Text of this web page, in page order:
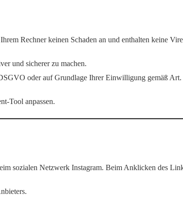
Rechner keinen Schaden an und enthalten keine
und sicherer zu machen.
oder auf Grundlage Ihrer Einwilligung gemäß
Tool anpassen.
sozialen Netzwerk Instagram. Beim Anklicken des